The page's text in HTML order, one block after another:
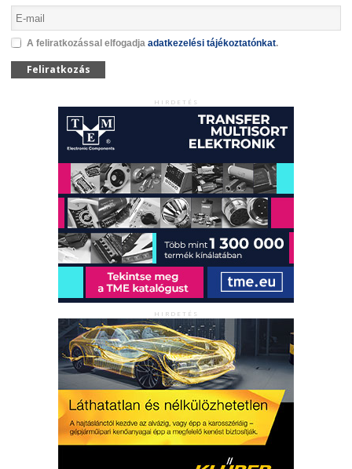
A feliratkozással elfogadja adatkezelési tájékoztatónkat.
Feliratkozás
HIRDETÉS
HIRDETÉS